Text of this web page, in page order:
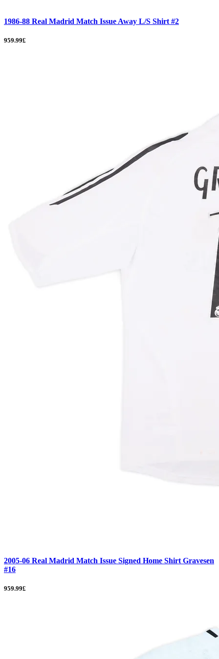
1986-88 Real Madrid Match Issue Away L/S Shirt #2
959.99£
2005-06 Real Madrid Match Issue Signed Home Shirt Gravesen
#16
959.99£